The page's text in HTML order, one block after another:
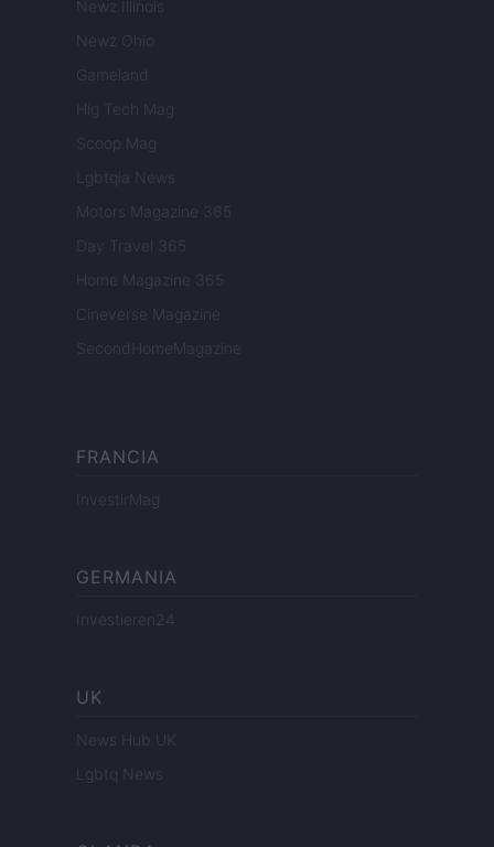
Newz Illinois
Newz Ohio
Gameland
Hig Tech Mag
Scoop Mag
Lgbtqia News
Motors Magazine 365
Day Travel 365
Home Magazine 365
Cineverse Magazine
SecondHomeMagazine
FRANCIA
InvestirMag
GERMANIA
Investieren24
UK
News Hub UK
Lgbtq News